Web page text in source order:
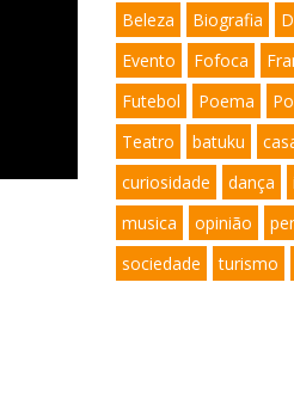
Beleza Biografia
Evento
Fofoca
Futebol
Poema
Teatro
batuku
curiosidade
dança
musica
opinião
sociedade
turismo